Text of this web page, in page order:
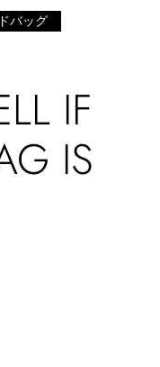
バッグ
IF
IS